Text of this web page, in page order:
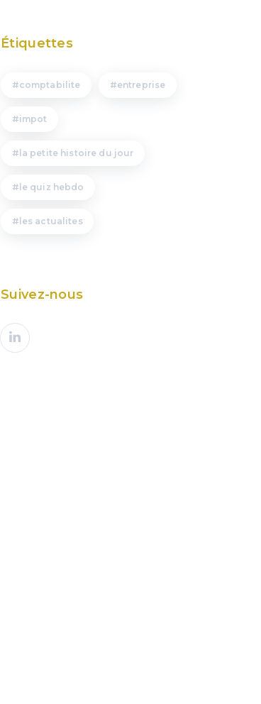
Étiquettes
comptabilite entreprise
impot
la petite histoire du jour
le quiz hebdo
les actualites
Suivez-nous